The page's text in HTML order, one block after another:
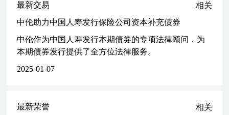
最新交易
相关
中伦助力中国人寿发行保险公司资本补充债券
中伦作为中国人寿发行本期债券的专项法律顾问，为
本期债券发行提供了全方位法律服务。
2025-01-07
最新荣誉
相关